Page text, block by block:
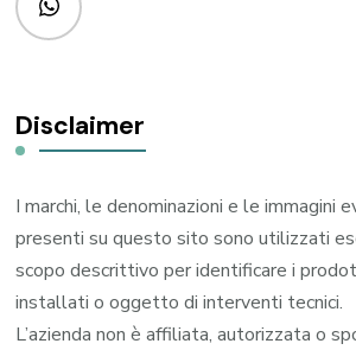
Disclaimer
I marchi, le denominazioni e le immagini
presenti su questo sito sono utilizzati
scopo descrittivo per identificare i
installati o oggetto di interventi tecnici.
L’azienda non è affiliata, autorizzata o